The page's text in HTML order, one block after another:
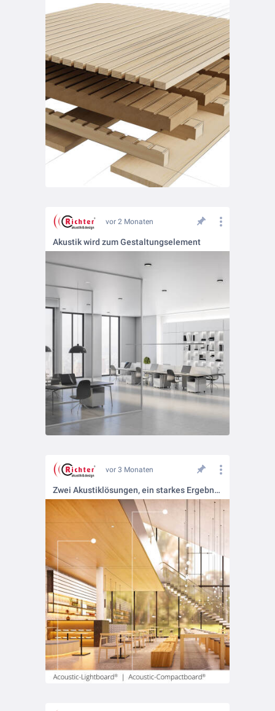
vor 2 Monaten
Akustik wird zum Gestaltungselement
vor 3 Monaten
Zwei Akustiklösungen, ein starkes Ergebnis.